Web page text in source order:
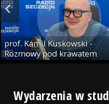
prof. Kamil Kuskowski -
Rozmowy pod krawatem
Wydarzenia w